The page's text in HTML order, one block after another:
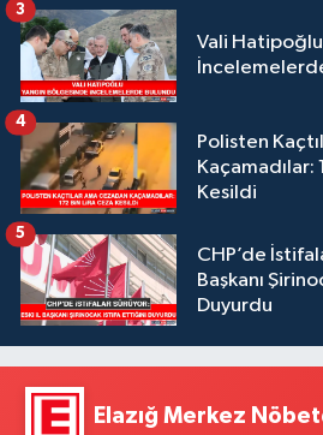
Vali
3
Polisten
Kaçamadılar:
Kesildi
4
CHP’de
Başkanı
Duyurdu
5
Elazığ Merkez